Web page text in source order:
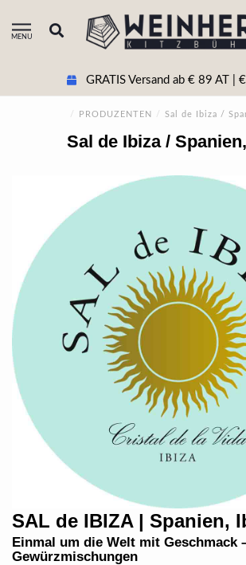
MENU
GRATIS Versand ab € 89 AT |
/ PRODUZENTEN / Sal de Ibiza /
Sal de Ibiza /
SAL de IBIZA | Spanien,
Einmal um die Welt mit Geschmack
Gewürzmischungen